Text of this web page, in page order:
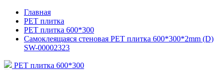
Главная
РЕТ плитка
РЕТ плитка 600*300
Самоклеящаяся стеновая PET плитка 600*300*2mm (D)
SW-00002323
РЕТ плитка 600*300